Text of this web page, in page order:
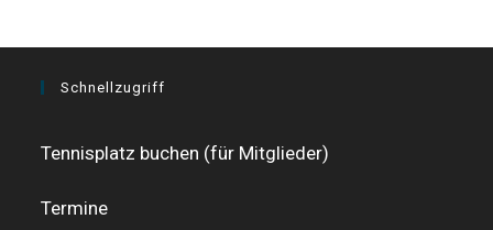
Schnellzugriff
Tennisplatz buchen (für Mitglieder)
Termine